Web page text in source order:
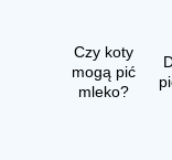
Czy koty
mogą pić
mleko?